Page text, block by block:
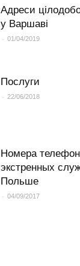
Адреси
у Варшаві
- 01/04/2019
Послуги
- 22/06/2018
Номера
экстренных
Польше
- 04/09/2017